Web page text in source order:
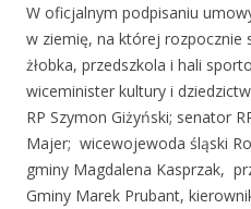
W oficjalnym podpisaniu
w ziemię, na której rozpocznie
żłobka, przedszkola i hali
wiceminister kultury i
RP Szymon Giżyński; senator
Majer; wicewojewoda śląski
gminy Magdalena Kasprzak,
Gminy Marek Prubant,